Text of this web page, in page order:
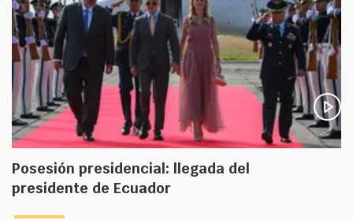
Posesión presidencial: llegada del
presidente de Ecuador